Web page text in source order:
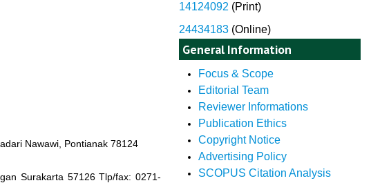
14124092 (Print)
24434183 (Online)
General Information
Focus & Scope
Editorial Team
Reviewer Informations
Publication Ethics
Copyright Notice
Advertising Policy
SCOPUS Citation Analysis
Nawawi, Pontianak 78124
Surakarta 57126 Tlp/fax: 0271-